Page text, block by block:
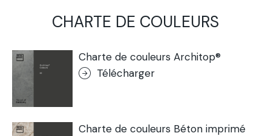
CHARTE DE COULEURS
Charte de couleurs Architop®
Télécharger
Charte de couleurs Béton imprimé